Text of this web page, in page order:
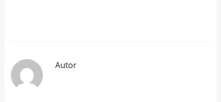
Autor